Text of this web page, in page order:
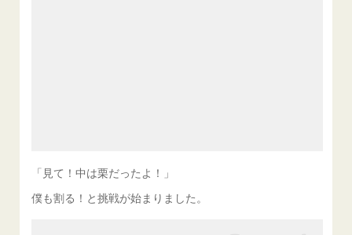
「見て！中は栗だったよ！」
僕も割る！と挑戦が始まりました。